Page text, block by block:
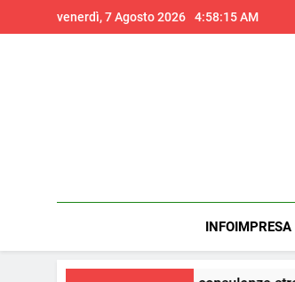
to
venerdì, 7 Agosto 2026 4:58:15 AM
INFOIMPRESA